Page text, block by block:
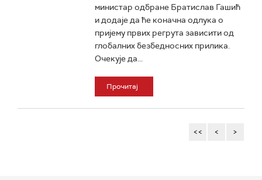
министар одбране Братислав Гашић
и додаје да ће коначна одлука о
пријему првих регрута зависити од
глобалних безбедносних прилика.
Очекује да...
Прочитај
<< < >